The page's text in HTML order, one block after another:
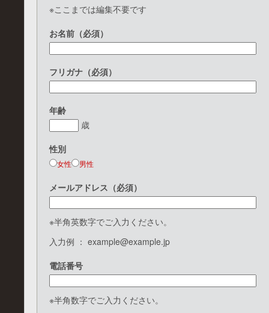
※ここまでは編集不要です
お名前（必須）
フリガナ（必須）
年齢
歳
性別
女性 男性
メールアドレス（必須）
※半角英数字でご入力ください。
入力例 ： example@example.jp
電話番号
※半角数字でご入力ください。